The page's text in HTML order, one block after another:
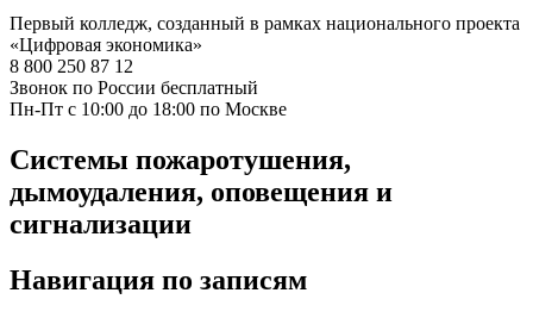
Первый колледж, созданный в рамках национального проекта
«Цифровая экономика»
8 800 250 87 12
Звонок по России бесплатный
Пн-Пт с 10:00 до 18:00 по Москве
Системы пожаротушения,
дымоудаления, оповещения и
сигнализации
Навигация по записям